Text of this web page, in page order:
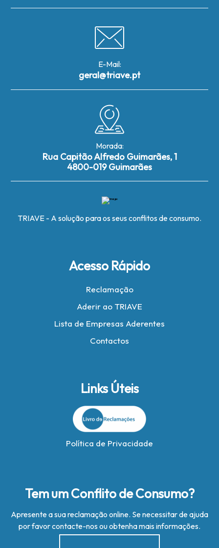
E-Mail:
geral@triave.pt
Morada:
Rua Capitão Alfredo Guimarães, 1
4800-019 Guimarães
TRIAVE - A solução para os seus conflitos de consumo.
Acesso Rápido
Reclamação
Aderir ao TRIAVE
Lista de Empresas Aderentes
Contactos
Links Úteis
Política de Privacidade
Tem um Conflito de Consumo?
Apresente a sua reclamação online. Se necessitar de ajuda
por favor contacte-nos ou obtenha mais informações.